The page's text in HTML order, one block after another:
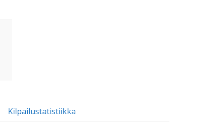
Kilpailustatistiikka